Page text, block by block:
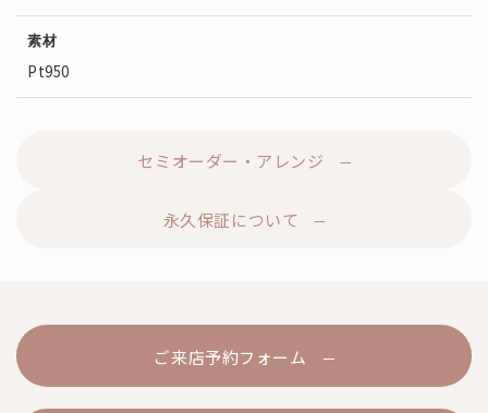
素材
Pt950
セミオーダー・アレンジ
永久保証について
ご来店予約フォーム